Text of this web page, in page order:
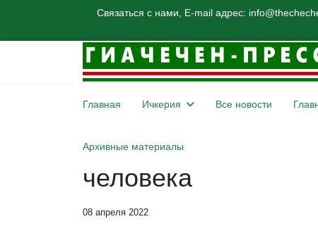
Связаться с нами, E-mail адрес:
Главная Ичкерия Все новости
Архивные материалы
Россия исключена
человека
08 апреля 2022